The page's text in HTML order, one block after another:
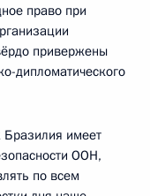
право при
привержены
дипломатического
Бразилия имеет
ООН,
по всем